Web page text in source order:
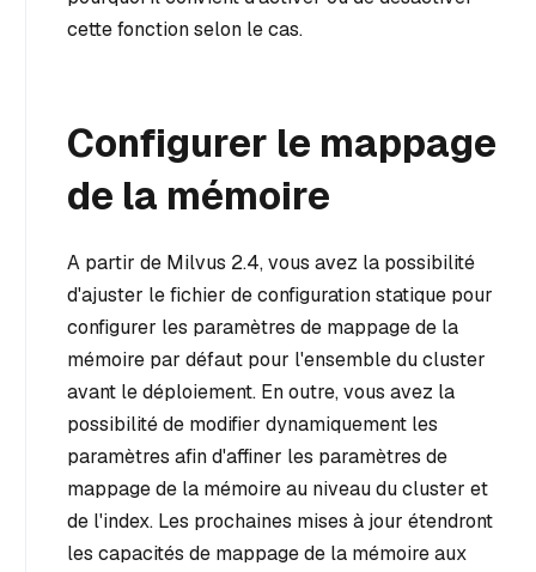
cette fonction selon le cas.
Configurer le mappage
de la mémoire
A partir de Milvus 2.4, vous avez la possibilité
d'ajuster le fichier de configuration statique pour
configurer les paramètres de mappage de la
mémoire par défaut pour l'ensemble du cluster
avant le déploiement. En outre, vous avez la
possibilité de modifier dynamiquement les
paramètres afin d'affiner les paramètres de
mappage de la mémoire au niveau du cluster et
de l'index. Les prochaines mises à jour étendront
les capacités de mappage de la mémoire aux